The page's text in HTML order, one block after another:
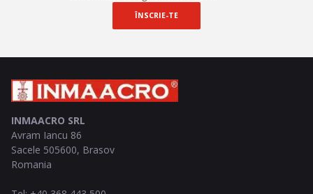
ÎNSCRIE-TE
INMAACRO SRL
Avram Iancu 86
Sacele 505600, Brasov
Romania